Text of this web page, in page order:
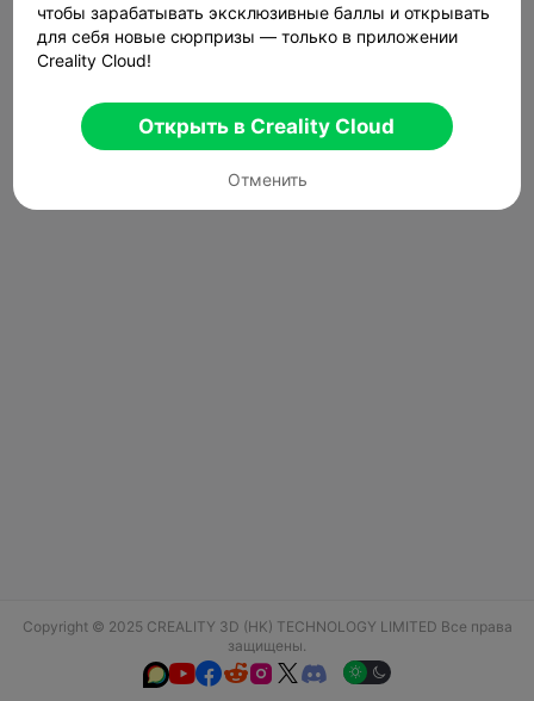
Copyright © 2025 CREALITY 3D (HK) TECHNOLOGY LIMITED Все права
защищены.
  
чтобы зарабатывать эксклюзивные баллы и открывать
для себя новые сюрпризы — только в приложении
Creality Cloud!
Открыть в Creality Cloud
Отменить